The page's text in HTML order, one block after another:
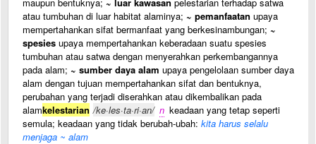
atau tumbuhan di luar habitat alaminya; ~ pemanfaatan upaya
mempertahankan sifat bermanfaat yang berkesinambungan; ~
spesies upaya mempertahankan keberadaan suatu spesies
tumbuhan atau satwa dengan menyerahkan perkembangannya
pada alam; ~ sumber daya alam upaya pengelolaan sumber daya
alam dengan tujuan mempertahankan sifat dan bentuknya,
perubahan yang terjadi diserahkan atau dikembalikan pada
alamkelestarian /ke·les·ta·ri·an/ n keadaan yang tetap seperti
semula; keadaan yang tidak berubah-ubah: kita harus selalu
menjaga ~ alam